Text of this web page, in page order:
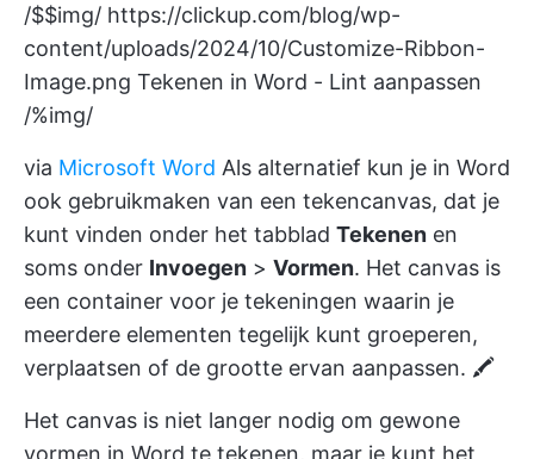
/$$img/ https://clickup.com/blog/wp-
content/uploads/2024/10/Customize-Ribbon-
Image.png Tekenen in Word - Lint aanpassen
/%img/
via Microsoft Word Als alternatief kun je in Word
ook gebruikmaken van een tekencanvas, dat je
kunt vinden onder het tabblad Tekenen en
soms onder Invoegen > Vormen. Het canvas is
een container voor je tekeningen waarin je
meerdere elementen tegelijk kunt groeperen,
verplaatsen of de grootte ervan aanpassen. 🖍️
Het canvas is niet langer nodig om gewone
vormen in Word te tekenen, maar je kunt het